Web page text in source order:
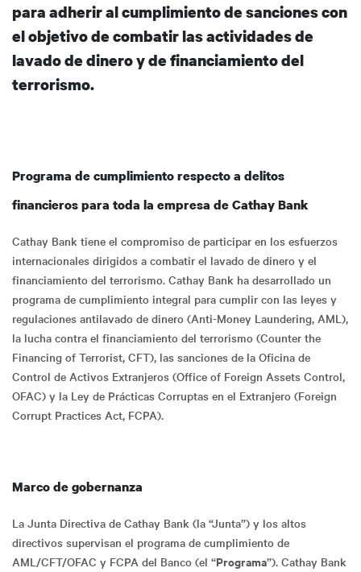
para adherir al cumplimiento de sanciones con
el objetivo de combatir las actividades de
lavado de dinero y de financiamiento del
terrorismo.
Programa de cumplimiento respecto a delitos
financieros para toda la empresa de Cathay Bank
Cathay Bank tiene el compromiso de participar en los esfuerzos
internacionales dirigidos a combatir el lavado de dinero y el
financiamiento del terrorismo. Cathay Bank ha desarrollado un
programa de cumplimiento integral para cumplir con las leyes y
regulaciones antilavado de dinero (Anti-Money Laundering, AML),
la lucha contra el financiamiento del terrorismo (Counter the
Financing of Terrorist, CFT), las sanciones de la Oficina de
Control de Activos Extranjeros (Office of Foreign Assets Control,
OFAC) y la Ley de Prácticas Corruptas en el Extranjero (Foreign
Corrupt Practices Act, FCPA).
Marco de gobernanza
La Junta Directiva de Cathay Bank (la “Junta”) y los altos
directivos supervisan el programa de cumplimiento de
AML/CFT/OFAC y FCPA del Banco (el “Programa”). Cathay Bank